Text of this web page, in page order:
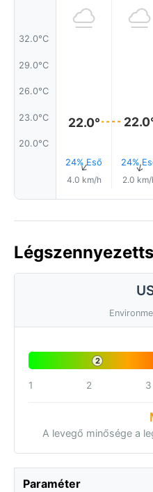
32.0°C
29.0°C
26.0°C
23.0°C
20.0°C
22.0°
24% Eső
↑
4.0 km/h
24%↑
2.0 km/
2
1 2 3
A levegő minősége a
Paraméter